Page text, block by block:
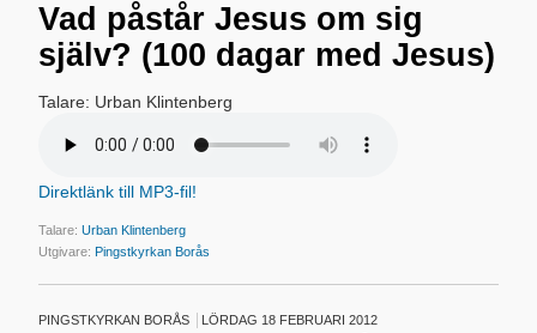
Vad påstår Jesus om sig
själv? (100 dagar med Jesus)
Talare: Urban Klintenberg
Direktlänk till MP3-fil!
Talare:Urban Klintenberg
Utgivare:Pingstkyrkan Borås
PINGSTKYRKAN BORÅS LÖRDAG 18 FEBRUARI 2012